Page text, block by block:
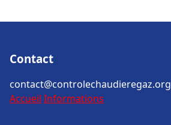
Contact
contact@controlechaudieregaz.org
Accueil Informations